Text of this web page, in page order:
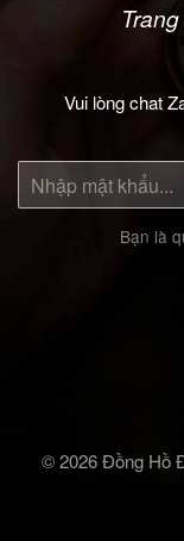
Vui lòng chat
Bạn là
© 2026 Đồng Hồ